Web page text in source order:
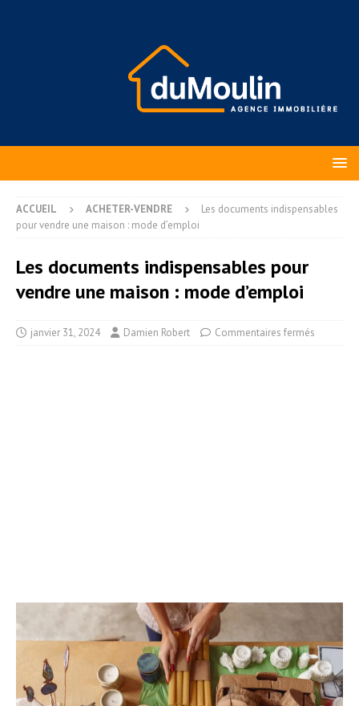
ACCUEIL ACHETER-VENDRE
Les documents indispensables
pour vendre une maison : mode d’emploi
Les documents indispensables pour
vendre une maison : mode d’emploi
janvier 31, 2024 Damien Robert Commentaires fermés